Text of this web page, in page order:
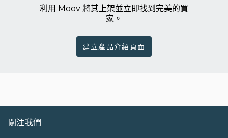
利用 Moov 將其上架並立即找到完美的買
家。
建立產品介紹頁面
關注我們